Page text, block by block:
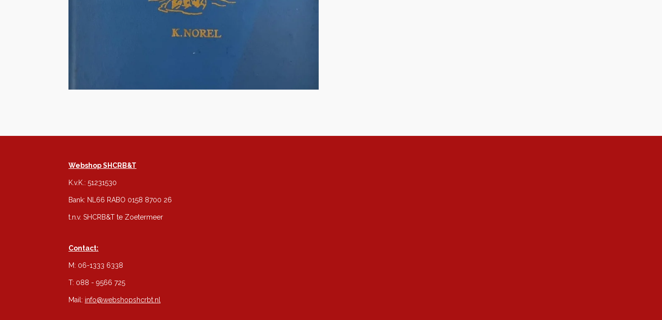
Webshop SHCRB&T
K.v.K.: 51231530
Bank: NL66 RABO 0158 8700 26
t.n.v. SHCRB&T te Zoetermeer
Contact:
M: 06-1333 6338
T: 088 - 9566 725
Mail: info@webshopshcrbt.nl